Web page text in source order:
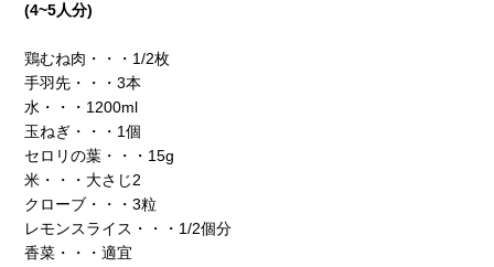
(4~5人分)
鶏むね肉・・・1/2枚
手羽先・・・3本
水・・・1200ml
玉ねぎ・・・1個
セロリの葉・・・15g
米・・・大さじ2
クローブ・・・3粒
レモンスライス・・・1/2個分
香菜・・・適宜